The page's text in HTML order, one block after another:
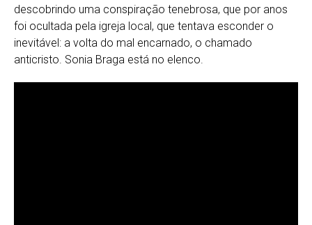
descobrindo uma conspiração tenebrosa, que por anos
foi ocultada pela igreja local, que tentava esconder o
inevitável: a volta do mal encarnado, o chamado
anticristo. Sonia Braga está no elenco.